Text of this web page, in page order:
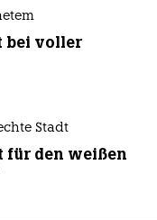
bei voller
Stadt
für den weißen